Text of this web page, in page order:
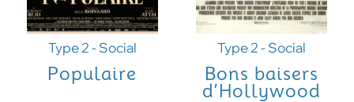
Type 2 - Social
Populaire
Type 2 - Social
Bons baisers
d’Hollywood